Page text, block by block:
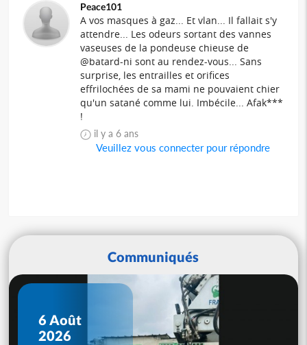
Peace101
A vos masques à gaz... Et vlan... Il fallait s'y
attendre... Les odeurs sortant des vannes
vaseuses de la pondeuse chieuse de
@batard-ni sont au rendez-vous... Sans
surprise, les entrailles et orifices
effrilochées de sa mami ne pouvaient chier
qu'un satané comme lui. Imbécile... Afak***
!
il y a 6 ans
Veuillez vous connecter pour répondre
Communiqués
6 Août
2026